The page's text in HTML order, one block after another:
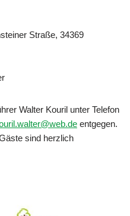
Straße, 34369
Walter Kouril unter Telefon
entgegen.
sind herzlich